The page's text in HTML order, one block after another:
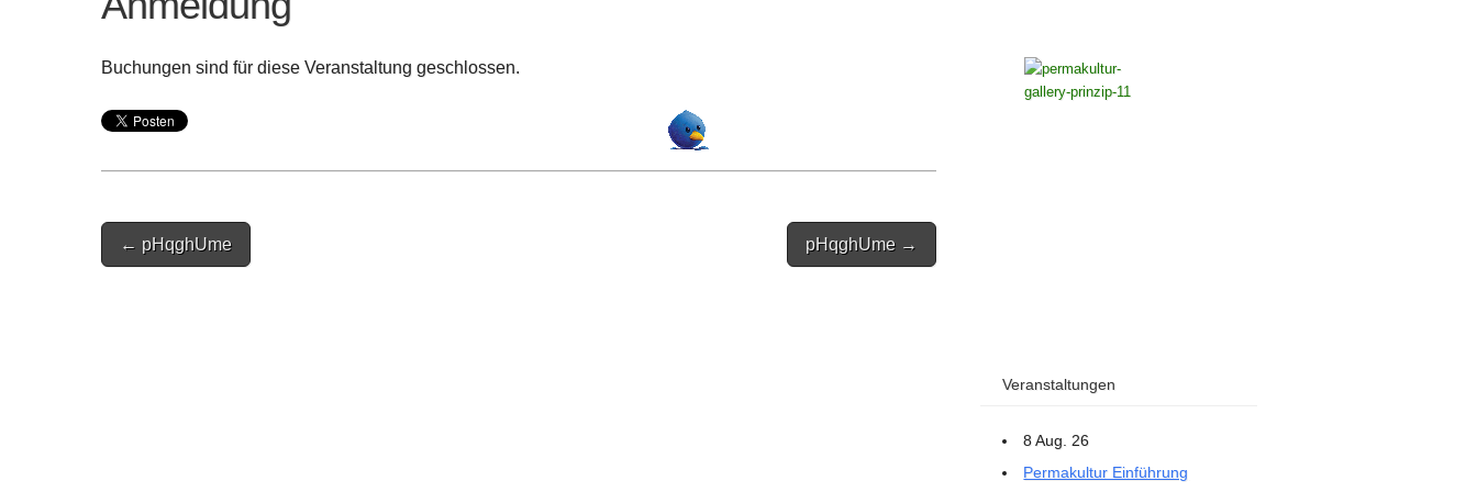
Buchungen sind für diese Veranstaltung geschlossen.
Post
navigation
← pHqghUme pHqghUme →
Veranstaltungen
8 Aug. 26
Permakultur Einführung